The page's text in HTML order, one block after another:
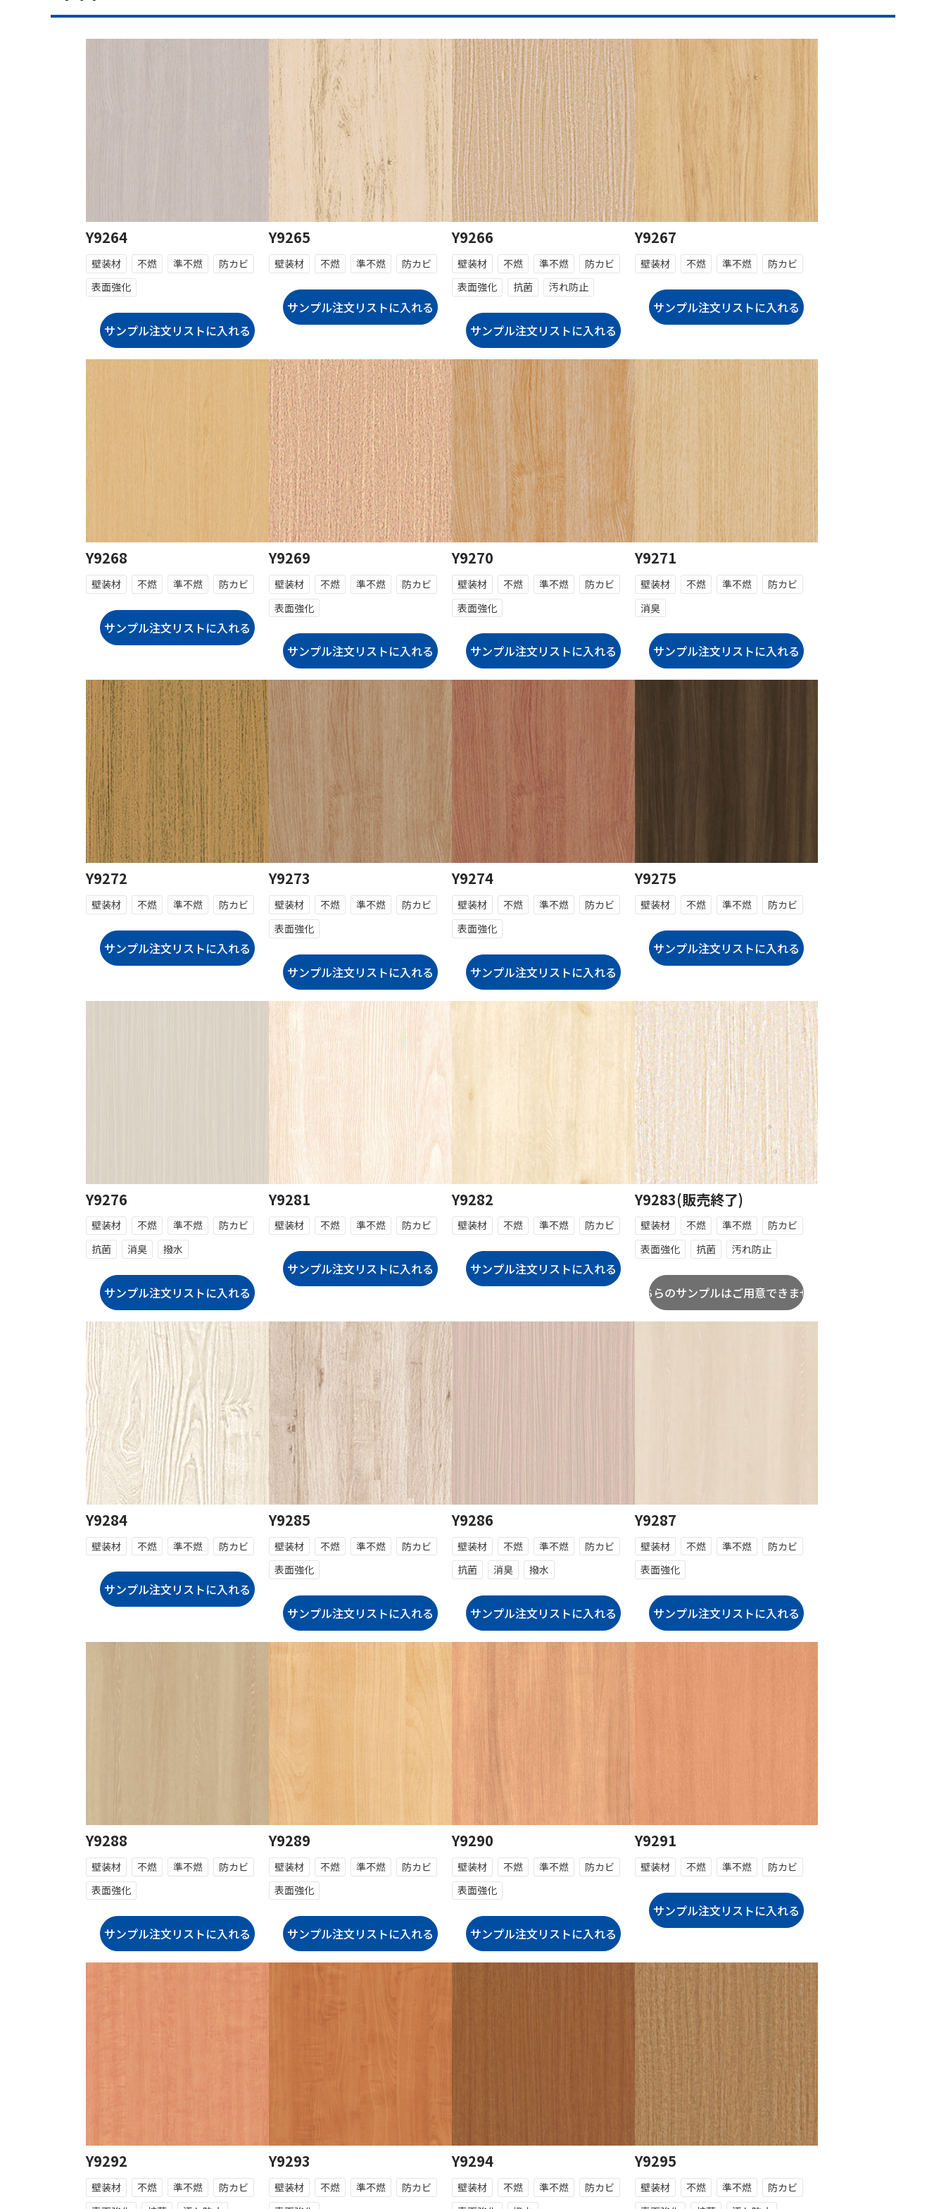
Y9264
壁装材 不燃 準不燃
防カビ
表面強化
Y9265
壁装材 不燃 準不燃 防カビ
Y9266
壁装材 不燃 準不燃
防カビ
表面強化
抗菌 汚れ防止
Y9267
壁装材 不燃 準不燃 防カビ
Y9268
壁装材 不燃 準不燃 防カビ
Y9269
壁装材 不燃 準不燃
防カビ
表面強化
Y9270
壁装材 不燃 準不燃
防カビ
表面強化
Y9271
壁装材 不燃 準不燃
防カビ
消臭
Y9272
壁装材 不燃 準不燃 防カビ
Y9273
壁装材 不燃 準不燃
防カビ
表面強化
Y9274
壁装材 不燃 準不燃
防カビ
表面強化
Y9275
壁装材 不燃 準不燃 防カビ
Y9276
壁装材 不燃 準不燃
防カビ
抗菌
消臭 撥水
Y9281
壁装材 不燃 準不燃 防カビ
Y9282
壁装材 不燃 準不燃 防カビ
Y9283(販売終了)
壁装材 不燃 準不燃
防カビ
表面強化
抗菌 汚れ防止
Y9284
壁装材 不燃 準不燃 防カビ
Y9285
壁装材 不燃 準不燃
防カビ
表面強化
Y9286
壁装材 不燃 準不燃
防カビ
抗菌
消臭 撥水
Y9287
壁装材 不燃 準不燃
防カビ
表面強化
Y9288
壁装材 不燃 準不燃
防カビ
表面強化
Y9289
壁装材 不燃 準不燃
防カビ
表面強化
Y9290
壁装材 不燃 準不燃
防カビ
表面強化
Y9291
壁装材 不燃 準不燃 防カビ
Y9292
壁装材 不燃 準不燃
防カビ
Y9293
壁装材 不燃 準不燃
防カビ
Y9294
壁装材 不燃 準不燃
防カビ
Y9295
壁装材 不燃 準不燃
防カビ